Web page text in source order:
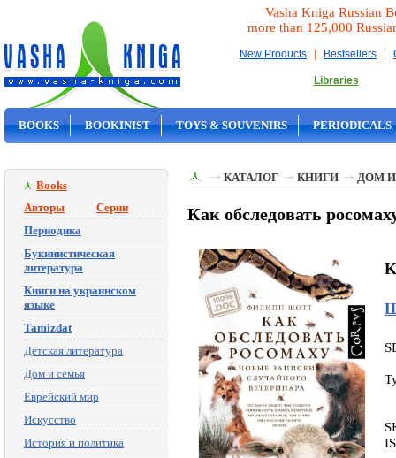
Vasha Kniga Russian
more than 125,000
New Products | Bestsellers |
Libraries
BOOKS BOOKINIST TOYS & SOUVENIRS PERIODICALS
Books
Авторы
Серии
Периодика
Букинистическая
литература
Книги на украинском
языке
Tamizdat
Детская литература
Дом и семья
Еврейский мир
Искусство
История и политика
КАТАЛОГ КНИГИ ДОМ
Как обследовать